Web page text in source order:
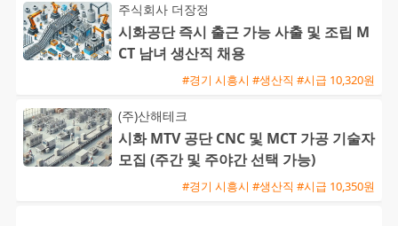
주식회사 더장정
시화공단 즉시 출근 가능 사출 및 조립 M
CT 남녀 생산직 채용
#경기 시흥시 #생산직 #시급 10,320원
(주)산해테크
시화 MTV 공단 CNC 및 MCT 가공 기술자
모집 (주간 및 주야간 선택 가능)
#경기 시흥시 #생산직 #시급 10,350원